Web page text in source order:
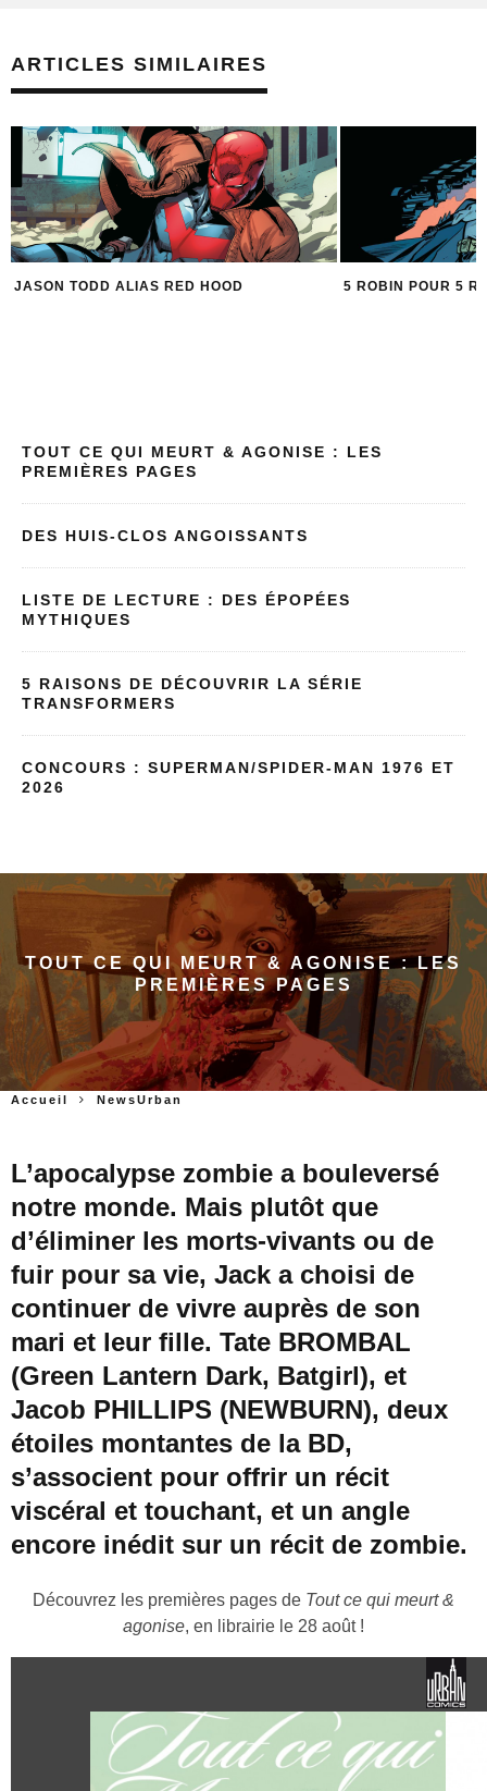
ARTICLES SIMILAIRES
5 ROBIN POUR 5 RÉCITS DU DYNAMIC DUO
TOUT CE QUI MEURT & AGONISE : LES
PREMIÈRES PAGES
DES HUIS-CLOS ANGOISSANTS
LISTE DE LECTURE : DES ÉPOPÉES
MYTHIQUES
5 RAISONS DE DÉCOUVRIR LA SÉRIE
TRANSFORMERS
CONCOURS : SUPERMAN/SPIDER-MAN 1976 ET
2026
TOUT CE QUI MEURT & AGONISE : LES
PREMIÈRES PAGES
Accueil NewsUrban
L’apocalypse zombie a bouleversé
notre monde. Mais plutôt que
d’éliminer les morts-vivants ou de
fuir pour sa vie, Jack a choisi de
continuer de vivre auprès de son
mari et leur fille. Tate BROMBAL
(Green Lantern Dark, Batgirl), et
Jacob PHILLIPS (NEWBURN), deux
étoiles montantes de la BD,
s’associent pour offrir un récit
viscéral et touchant, et un angle
encore inédit sur un récit de zombie.
Découvrez les premières pages de Tout ce qui meurt &
agonise, en librairie le 28 août !